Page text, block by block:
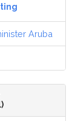
Aruba